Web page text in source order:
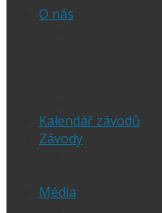
O nás
Kalendář závodů
Závody
Média